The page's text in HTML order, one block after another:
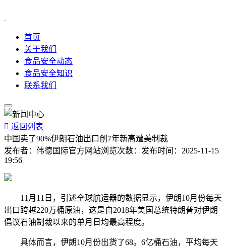
首页
关于我们
食品安全动态
食品安全知识
联系我们
 返回列表
中国卖了90%伊朗石油出口创7年新高遭美制裁
发布者： 伟德国际官方网站浏览次数： 发布时间： 2025-11-15
19:56
11月11日，引述全球航运器的数据显示，伊朗10月份每天
出口跨越220万桶原油，这是自2018年美国总统特朗普对伊朗
倡议石油制裁以来的单月日均最高程度。
具体而言，伊朗10月份出货了68。6亿桶石油，平均每天